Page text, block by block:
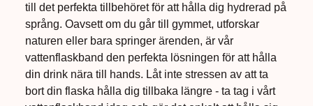
till det perfekta tillbehöret för att hålla dig hydrerad på
språng. Oavsett om du går till gymmet, utforskar
naturen eller bara springer ärenden, är vår
vattenflaskband den perfekta lösningen för att hålla
din drink nära till hands. Låt inte stressen av att ta
bort din flaska hålla dig tillbaka längre - ta tag i vårt